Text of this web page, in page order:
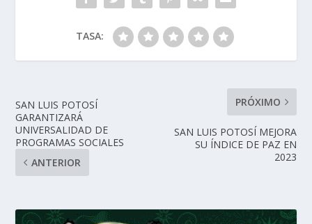
TASA:
SAN LUIS POTOSÍ
GARANTIZARÁ
UNIVERSALIDAD DE
PROGRAMAS SOCIALES
ANTERIOR
PRÓXIMO
SAN LUIS POTOSÍ MEJORA
SU ÍNDICE DE PAZ EN
2023